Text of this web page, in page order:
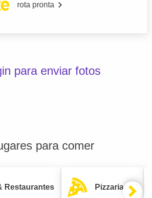
rota pronta
para enviar fotos
para comer
Restaurantes Pizzarias